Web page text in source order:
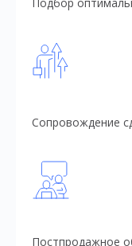
Сопровождение
Постпродажное